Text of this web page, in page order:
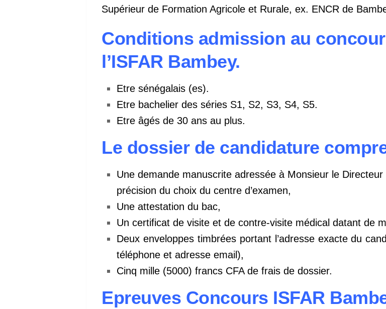
Supérieur de Formation Agricole et Rurale, ex. ENCR de
Conditions admission au
l’ISFAR Bambey.
Etre sénégalais (es).
Etre bachelier des séries S1, S2, S3, S4, S5.
Etre âgés de 30 ans au plus.
Le dossier de candidature
Une demande manuscrite adressée à Monsieur le Directeur
précision du choix du centre d’examen,
Une attestation du bac,
Un certificat de visite et de contre-visite médical datant de
Deux enveloppes timbrées portant l’adresse exacte du
téléphone et adresse email),
Cinq mille (5000) francs CFA de frais de dossier.
Epreuves Concours ISFAR